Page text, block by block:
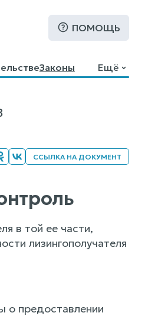
ПОМОЩЬ
Законы
Ещё
ССЫЛКА НА ДОКУМЕНТ
в той ее части,
лизингополучателя
о предоставлении